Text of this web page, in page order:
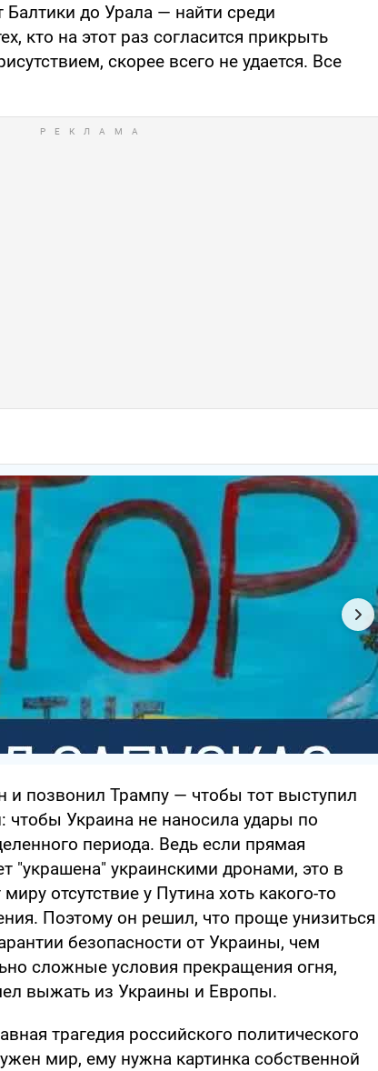
до Урала — найти среди
кто на этот раз согласится прикрыть
скорее всего не удается. Все
и позвонил Трампу — чтобы тот выступил
чтобы Украина не наносила удары по
периода. Ведь если прямая
"украшена" украинскими дронами, это в
отсутствие у Путина хоть какого-то
Поэтому он решил, что проще унизиться
безопасности от Украины, чем
сложные условия прекращения огня,
выжать из Украины и Европы.
трагедия российского политического
мир, ему нужна картинка собственной